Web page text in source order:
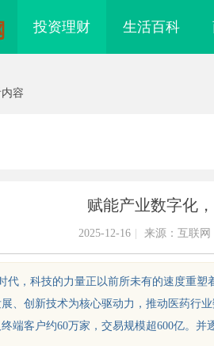
投资理财 生活百科
容
赋能产业数字化
2025-12-16 来源：互联网
代，科技的力量正以前所未有的速度重
、创新技术为核心驱动力，推动医药行
端客户约60万家，交易规模超600亿。